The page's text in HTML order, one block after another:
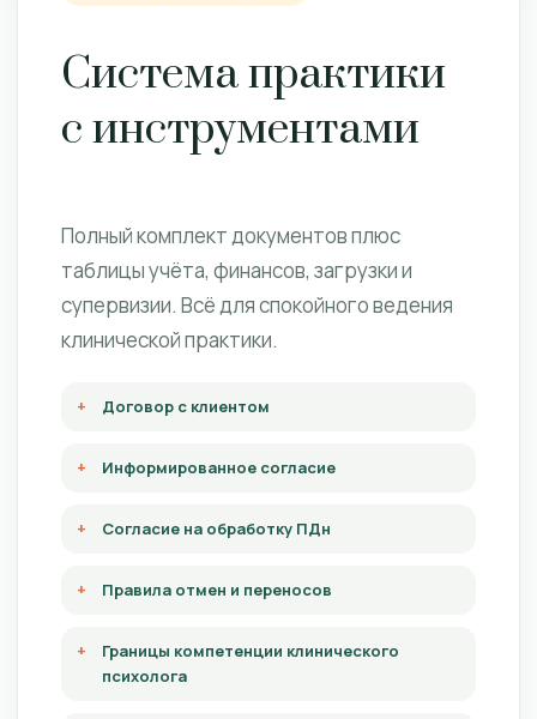
Система практики
с инструментами
Полный комплект документов плюс
таблицы учёта, финансов, загрузки и
супервизии. Всё для спокойного ведения
клинической практики.
Договор с клиентом
Информированное согласие
Согласие на обработку ПДн
Правила отмен и переносов
Границы компетенции клинического
психолога